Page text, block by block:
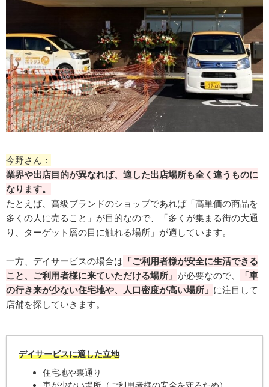
今野さん：
業界や出店目的が異なれば、適した出店場所も全く違うものに
なります。
たとえば、高級ブランドのショップであれば「高単価の商品を
多くの人に売ること」が目的なので、「多くが集まる街の大通
り、ターゲット層の目に触れる場所」が適しています。
一方、デイサービスの場合は 「ご利用者様が安全に生活できる
こと、ご利用者様に来ていただける場所」 が必要なので、
「車
の行き来が少ない住宅地や、人口密度が高い場所」 に注目して
店舗を探していきます。
デイサービスに適した立地
住宅地や裏通り